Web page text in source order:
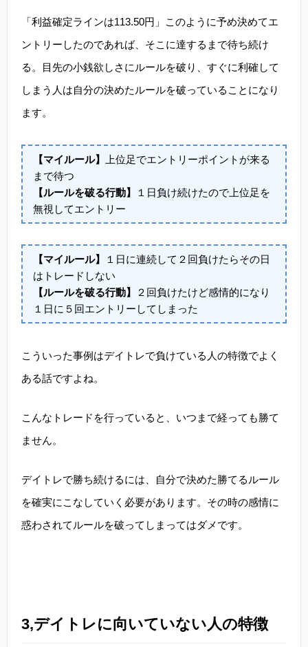
「利益確定ラインは113.50円」このように予め決めてエ
ントリーしたのであれば、そこに達するまで待ち続け
る。目先の小銭欲しさにルールを破り、すぐに利確して
しまう人は自分の決めたルールを破っていることになり
ます。
【マイルール】
上位足でエントリーポイントが来る
まで待つ
【ルールを破る行動】
１日負け続けたので上位足を
無視してエントリー
【マイルール】
１日に連続して２回負けたらその日
はトレードしない
【ルールを破る行動】
２回負けたけど感情的になり
１日に５回エントリーしてしまった
こういった事例はデイトレで負けている人の特徴でよく
ある話ですよね。
こんなトレードを行っていると、いつまで経っても勝て
ません。
デイトレで勝ち続けるには、自分で決めた勝てるルール
を確実にこなしていく必要があります。その時の感情に
惑わされてルールを破ってしまってはダメです。
3,デイトレに向いていない人の特徴